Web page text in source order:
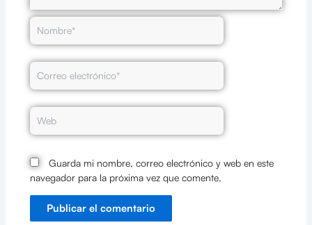
Nombre*
Correo
electrónico*
Web
Guarda mi nombre, correo electrónico y web en este
navegador para la próxima vez que comente.